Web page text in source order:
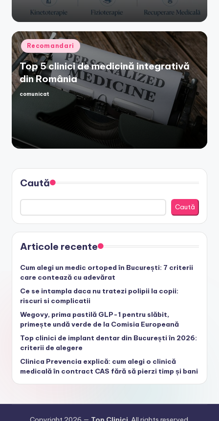
Posted
in
Recomandari
Top 5 clinici de medicină integrativă
din România
Posted
comunicat
Caută
Caută
Articole recente
Cum alegi un medic ortoped în București: 7 criterii
care contează cu adevărat
Ce se intampla daca nu tratezi polipii la copii:
riscuri si complicatii
Wegovy, prima pastilă GLP-1 pentru slăbit,
primește undă verde de la Comisia Europeană
Top clinici de implant dentar din București în 2026:
criterii de alegere
Clinica Prevencia explică: cum alegi o clinică
medicală în contract CAS fără să pierzi timp și bani